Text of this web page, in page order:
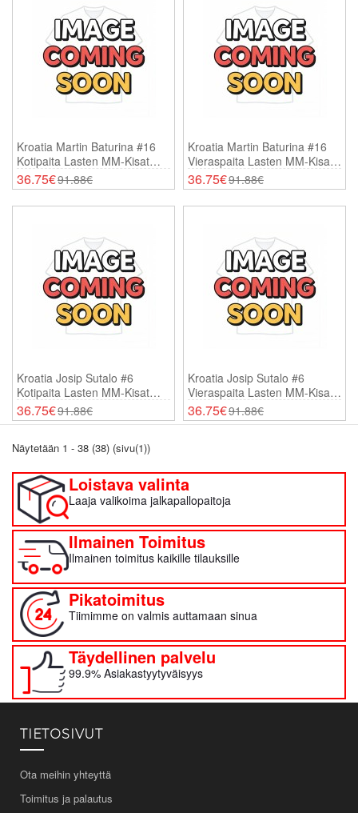
Kroatia Martin Baturina #16
Kotipaita Lasten MM-Kisat
2026 Lyhythihainen (+
Shortsit)
36.75€91.88€
Kroatia Martin Baturina #16
Vieraspaita Lasten MM-Kisat
2026 Lyhythihainen (+
Shortsit)
36.75€91.88€
Kroatia Josip Sutalo #6
Kotipaita Lasten MM-Kisat
2026 Lyhythihainen (+
Shortsit)
36.75€91.88€
Kroatia Josip Sutalo #6
Vieraspaita Lasten MM-Kisat
2026 Lyhythihainen (+
Shortsit)
36.75€91.88€
Näytetään 1 - 38 (38) (sivu(1))
Loistava valinta
Laaja valikoima jalkapallopaitoja
Ilmainen Toimitus
Ilmainen toimitus kaikille tilauksille
Pikatoimitus
Tiimimme on valmis auttamaan sinua
Täydellinen palvelu
99.9% Asiakastyytyväisyys
TIETOSIVUT
Ota meihin yhteyttä
Toimitus ja palautus